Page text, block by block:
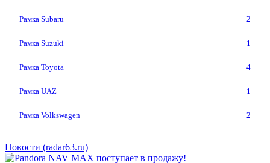
Рамка Subaru 2
Рамка Suzuki 1
Рамка Toyota 4
Рамка UAZ 1
Рамка Volkswagen 2
Новости (radar63.ru)